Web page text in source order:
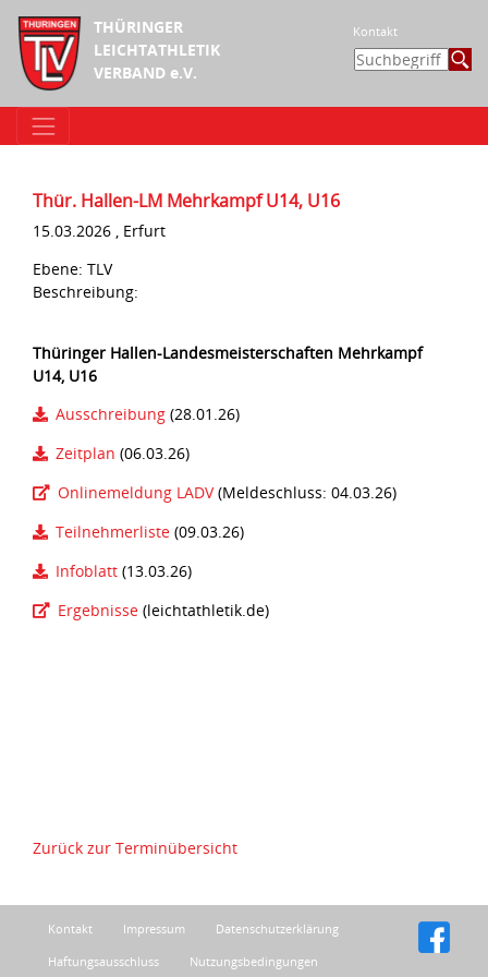
THÜRINGER
LEICHTATHLETIK
VERBAND e.V.
Kontakt
Thür. Hallen-LM Mehrkampf U14, U16
15.03.2026 , Erfurt
Ebene: TLV
Beschreibung:
Thüringer Hallen-Landesmeisterschaften Mehrkampf
U14, U16
Ausschreibung (28.01.26)
Zeitplan (06.03.26)
Onlinemeldung LADV(Meldeschluss: 04.03.26)
Teilnehmerliste (09.03.26)
Infoblatt (13.03.26)
Ergebnisse (leichtathletik.de)
Zurück zur Terminübersicht
Kontakt Impressum
Datenschutzerklärung
Haftungsausschluss
Nutzungsbedingungen